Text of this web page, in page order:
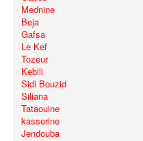
Mednine
Beja
Gafsa
Le Kef
Tozeur
Kebili
Sidi Bouzid
Siliana
Tataouine
kasserine
Jendouba